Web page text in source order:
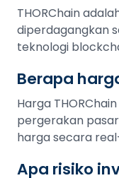
THORChain
diperdagangkan
teknologi
Berapa
Harga
pergerakan
harga secara
Apa risiko